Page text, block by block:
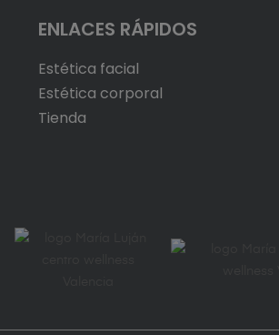
ENLACES RÁPIDOS
Estética facial
Estética corporal
Tienda